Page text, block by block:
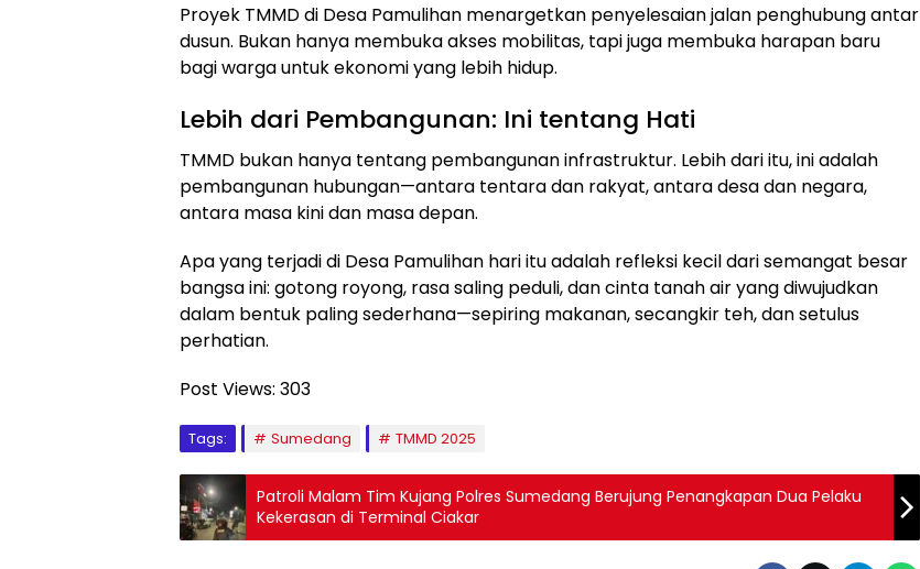
Proyek TMMD di Desa Pamulihan menargetkan penyelesaian jalan penghubung antar
dusun. Bukan hanya membuka akses mobilitas, tapi juga membuka harapan baru
bagi warga untuk ekonomi yang lebih hidup.
Lebih dari Pembangunan: Ini tentang Hati
TMMD bukan hanya tentang pembangunan infrastruktur. Lebih dari itu, ini adalah
pembangunan hubungan—antara tentara dan rakyat, antara desa dan negara,
antara masa kini dan masa depan.
Apa yang terjadi di Desa Pamulihan hari itu adalah refleksi kecil dari semangat besar
bangsa ini: gotong royong, rasa saling peduli, dan cinta tanah air yang diwujudkan
dalam bentuk paling sederhana—sepiring makanan, secangkir teh, dan setulus
perhatian.
Post Views: 303
Tags: Sumedang TMMD 2025
Patroli Malam Tim Kujang Polres Sumedang Berujung Penangkapan Dua Pelaku
Kekerasan di Terminal Ciakar